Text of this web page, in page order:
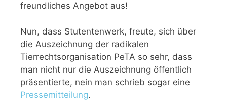
freundliches Angebot aus!
Nun, dass Stutentenwerk, freute, sich über
die Auszeichnung der radikalen
Tierrechtsorganisation PeTA so sehr, dass
man nicht nur die Auszeichnung öffentlich
präsentierte, nein man schrieb sogar eine
Pressemitteilung.